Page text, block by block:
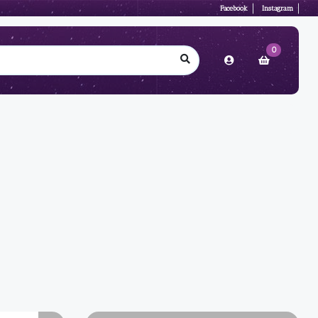
Facebook Instagram
0